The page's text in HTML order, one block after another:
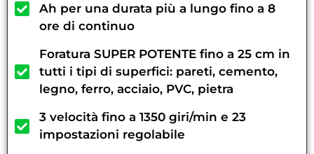
Ah per una durata più a lungo fino a 8
ore di continuo
Foratura SUPER POTENTE fino a 25 cm in
tutti i tipi di superfici: pareti, cemento,
legno, ferro, acciaio, PVC, pietra
3 velocità fino a 1350 giri/min e 23
impostazioni regolabile